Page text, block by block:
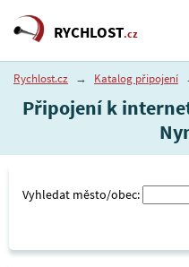
RYCHLOST.cz
Rychlost.cz → Katalog připojení
Připojení k
Vyhledat město/obec: